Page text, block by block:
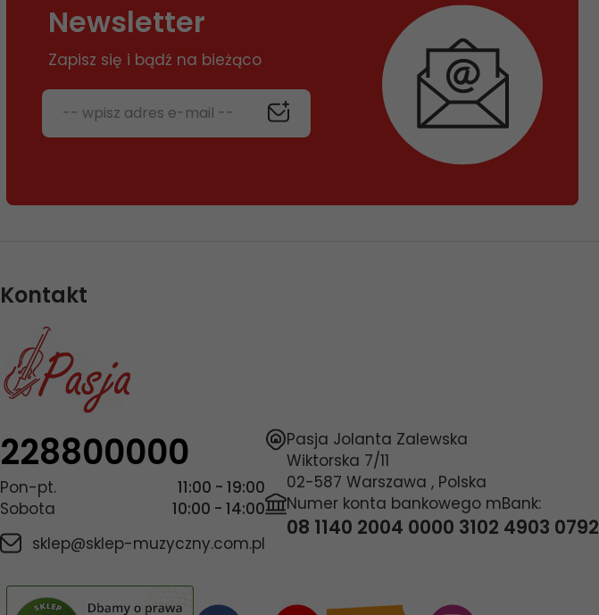
Newsletter
Zapisz się i bądź na bieżąco
-- wpisz adres e-mail --
Kontakt
228800000
Pon-pt.
11:00 - 19:00
Sobota
10:00 - 14:00
sklep@sklep-muzyczny.com.pl
Pasja Jolanta Zalewska
Wiktorska 7/11
02-587 Warszawa , Polska
Numer konta bankowego mBank:
08 1140 2004 0000 3102 4903 0792